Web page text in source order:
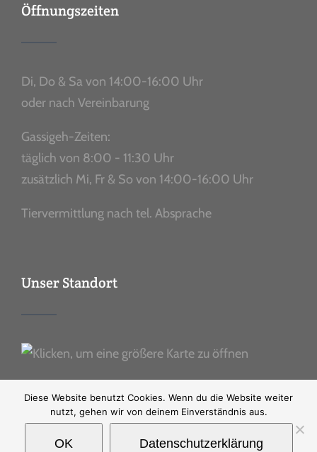
Öffnungszeiten
Di, Do & Sa von 14:00-16:00 Uhr
oder nach Vereinbarung
Gassigeh-Zeiten:
täglich von 8:00 - 11:30 Uhr
zusätzlich Mi, Fr & So von 14:00-16:00 Uhr
Tiervermittlung nach tel. Absprache
Unser Standort
Diese Website benutzt Cookies. Wenn du die Website weiter
nutzt, gehen wir von deinem Einverständnis aus.
OK Datenschutzerklärung